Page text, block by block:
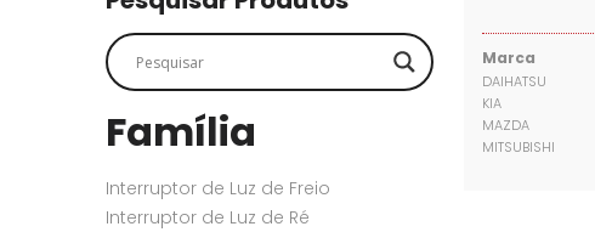
Família
Interruptor de Luz de Freio
Interruptor de Luz de Ré
Marca
DAIHATSU
KIA
MAZDA
MITSUBISHI